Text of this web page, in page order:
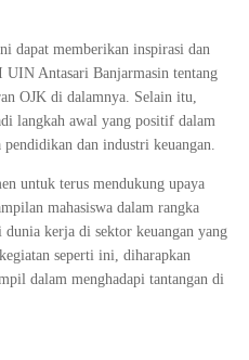
dapat memberikan inspirasi dan
UIN Antasari Banjarmasin tentang
OJK di dalamnya. Selain itu,
langkah awal yang positif dalam
dan industri keuangan.
untuk terus mendukung upaya
mahasiswa dalam rangka
dunia kerja di sektor keuangan yang
seperti ini, diharapkan
dalam menghadapi tantangan di